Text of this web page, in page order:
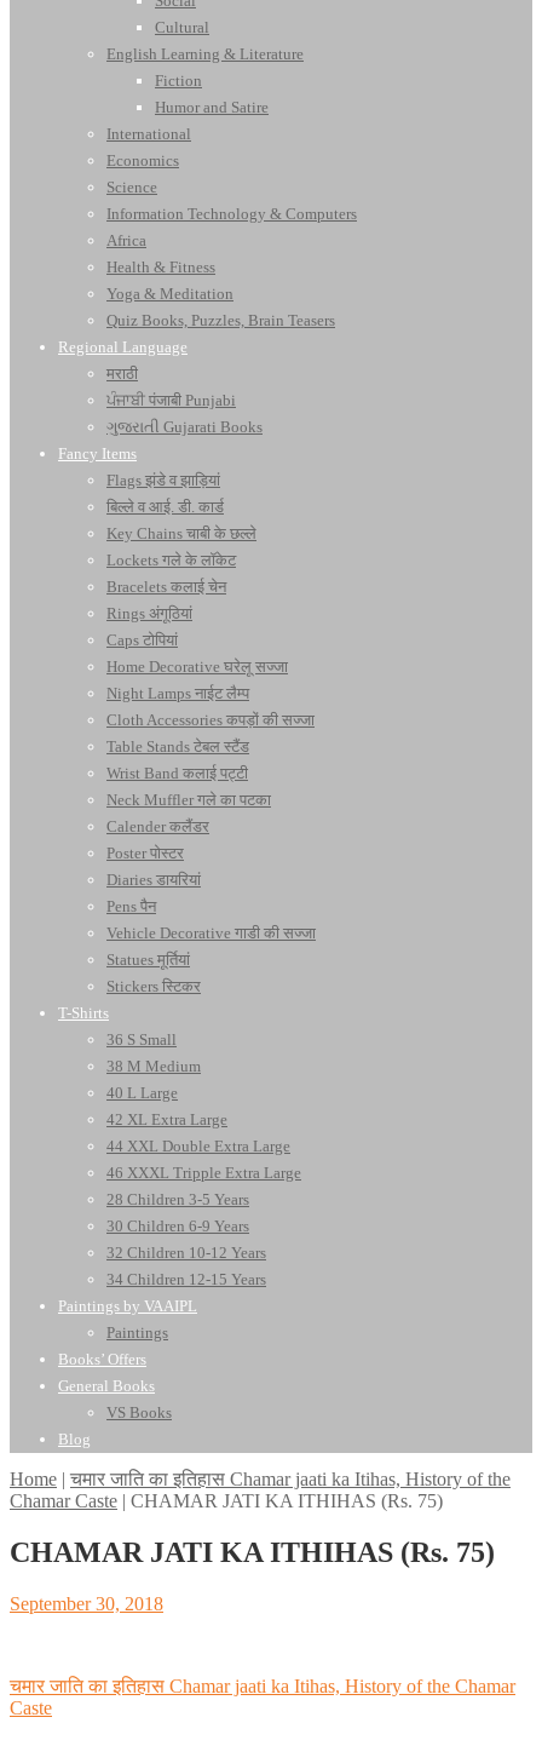
Cultural
English Learning & Literature
Fiction
Humor and Satire
International
Economics
Science
Information Technology & Computers
Africa
Health & Fitness
Yoga & Meditation
Quiz Books, Puzzles, Brain Teasers
Regional Language
मराठी
ਪੰਜਾਬੀ पंजाबी Punjabi
ગુજરાતી Gujarati Books
Fancy Items
Flags झंडे व झाड़ियां
बिल्ले व आई. डी. कार्ड
Key Chains चाबी के छल्ले
Lockets गले के लॉकेट
Bracelets कलाई चेन
Rings अंगूठियां
Caps टोपियां
Home Decorative घरेलू सज्जा
Night Lamps नाईट लैम्प
Cloth Accessories कपड़ों की सज्जा
Table Stands टेबल स्टैंड
Wrist Band कलाई पट्टी
Neck Muffler गले का पटका
Calender कलैंडर
Poster पोस्टर
Diaries डायरियां
Pens पैन
Vehicle Decorative गाडी की सज्जा
Statues मूर्तियां
Stickers स्टिकर
T-Shirts
36 S Small
38 M Medium
40 L Large
42 XL Extra Large
44 XXL Double Extra Large
46 XXXL Tripple Extra Large
28 Children 3-5 Years
30 Children 6-9 Years
32 Children 10-12 Years
34 Children 12-15 Years
Paintings by VAAIPL
Paintings
Books’ Offers
General Books
VS Books
Blog
Home | चमार जाति का इतिहास Chamar jaati ka Itihas, History of the
Chamar Caste | CHAMAR JATI KA ITHIHAS (Rs. 75)
CHAMAR JATI KA ITHIHAS (Rs. 75)
Posted
September 30, 2018
Post
navigation
चमार जाति का इतिहास Chamar jaati ka Itihas, History of the Chamar
Caste